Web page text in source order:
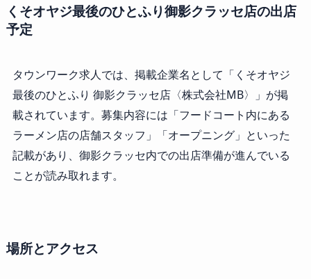
くそオヤジ最後のひとふり御影クラッセ店の出店
予定
タウンワーク求人では、掲載企業名として「くそオヤジ
最後のひとふり 御影クラッセ店〈株式会社MB〉」が掲
載されています。募集内容には「フードコート内にある
ラーメン店の店舗スタッフ」「オープニング」といった
記載があり、御影クラッセ内での出店準備が進んでいる
ことが読み取れます。
場所とアクセス